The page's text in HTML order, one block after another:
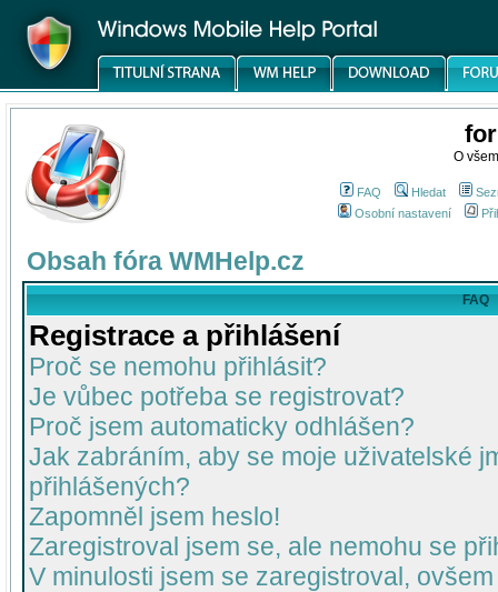
O
FAQ Hledat
Osobní nastavení
Obsah fóra WMHelp.cz
FAQ
Registrace a přihlášení
Proč se nemohu přihlásit?
Je vůbec potřeba se registrovat?
Proč jsem automaticky odhlášen?
Jak zabráním, aby se moje uživatelské
přihlášených?
Zapomněl jsem heslo!
Zaregistroval jsem se, ale nemohu se
V minulosti jsem se zaregistroval,